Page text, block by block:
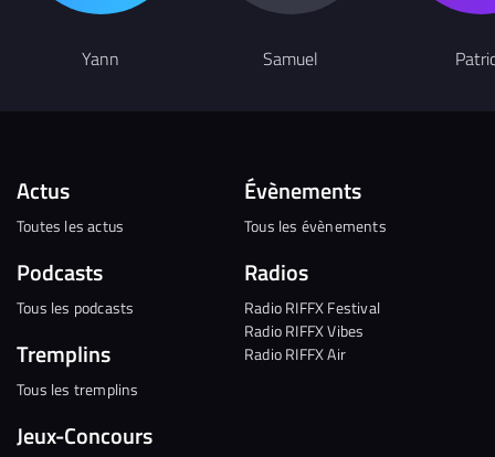
Yann Samuel
Actus
Toutes les actus
Podcasts
Tous les podcasts
Tremplins
Tous les tremplins
Jeux-Concours
Évènements
Tous les évènements
Radios
Radio RIFFX Festival
Radio RIFFX Vibes
Radio RIFFX Air